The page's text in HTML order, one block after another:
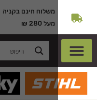
משלוח חינם בקניה
מעל 280 ₪